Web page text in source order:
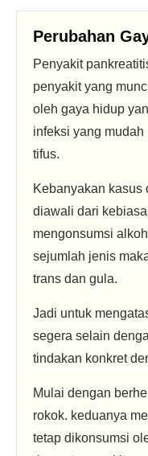
Perubahan
Penyakit
penyakit yang
oleh gaya hidup
infeksi yang
tifus.
Kebanyakan kasus
diawali dari
mengonsumsi
sejumlah jenis
trans dan gula.
Jadi untuk
segera selain
tindakan konkret
Mulai dengan
rokok. keduanya
tetap dikonsumsi